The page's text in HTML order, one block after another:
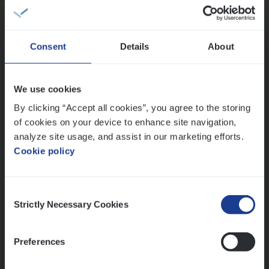
Consent Details About
We use cookies
By clicking “Accept all cookies”, you agree to the storing
of cookies on your device to enhance site navigation,
analyze site usage, and assist in our marketing efforts.
Cookie policy
Selection
Strictly Necessary Cookies
Preferences
IT, Change & Innovation
Test Ana­lyst
IT, Change & Innovation
Antwerpen
Meer dan collega’s: hoe Julie en Aurélie elkaar
Mathias houdt van diepgaande dossiers én droge